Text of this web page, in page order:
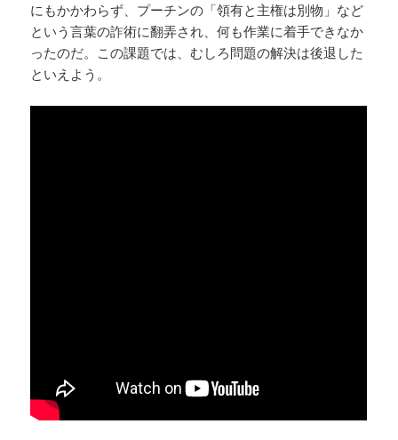
にもかかわらず、プーチンの「領有と主権は別物」など
という言葉の詐術に翻弄され、何も作業に着手できなか
ったのだ。この課題では、むしろ問題の解決は後退した
といえよう。